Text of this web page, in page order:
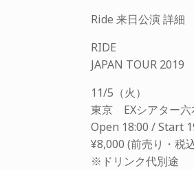
Ride 来日公演 詳細
RIDE
JAPAN TOUR 2019
11/5（火）
東京 EXシアター六
Open 18:00 / Start
¥8,000 (前売り・税
※ドリンク代別途